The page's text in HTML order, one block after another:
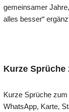
gemeinsamer
alles besser“
Kurze Sprüche
Kurze Sprüche
WhatsApp, Karte,